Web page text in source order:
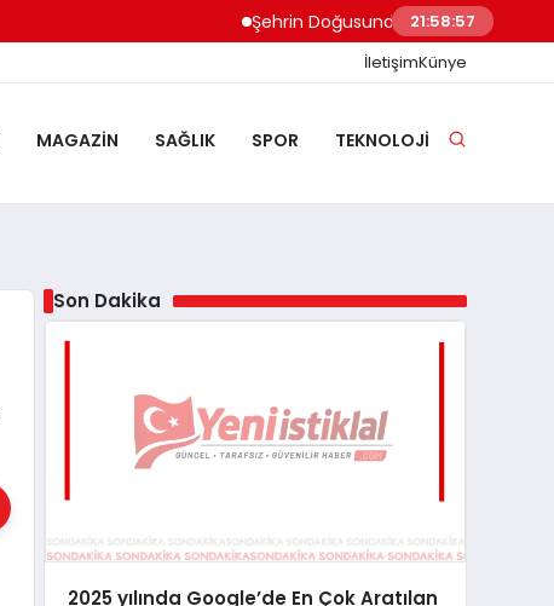
Şehrin Doğusundan Boğaz Kıyılarına
21:58:57
İletişimKünye
MAGAZIN SAĞLIK SPOR TEKNOLOJI
Son Dakika
2025 yılında Google’de En Çok Aratılan